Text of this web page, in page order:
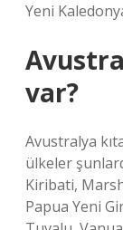
Yeni
var?
Avustralya
ülkeler
Kiribati,
Papua Yeni